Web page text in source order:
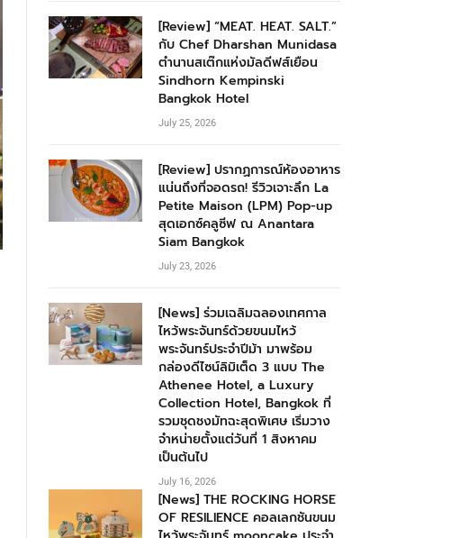
[Review] “MEAT. HEAT. SALT.”
กับ Chef Dharshan Munidasa
ตำนานสเต๊กแห่งมัลดีฟส์เยือน
Sindhorn Kempinski
Bangkok Hotel
July 25, 2026
[Review] ปรากฏการณ์ห้องอาหาร
แน่นถึงที่จอดรถ! รีวิวเจาะลึก La
Petite Maison (LPM) Pop-up
สุดเอกซ์คลูซีฟ ณ Anantara
Siam Bangkok
July 23, 2026
[News] ร่วมเฉลิมฉลองเทศกาล
ไหว้พระจันทร์ด้วยขนมไหว้
พระจันทร์ประจำปีม้า มาพร้อม
กล่องดีไซน์ลิมิเต็ด 3 แบบ The
Athenee Hotel, a Luxury
Collection Hotel, Bangkok ที่
รวมชุดชงมัทฉะสุดพิเศษ เริ่มวาง
จำหน่ายตั้งแต่วันที่ 1 สิงหาคม
เป็นต้นไป
July 16, 2026
[News] THE ROCKING HORSE
OF RESILIENCE คอลเลกชันขนม